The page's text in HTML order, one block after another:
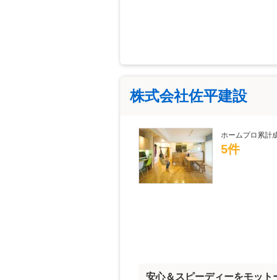
株式会社佐平建設
ホームプロ累計
5件
安心＆スピーディーをモット